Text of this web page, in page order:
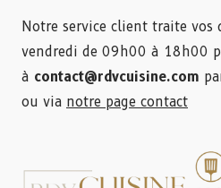
Notre service client traite vos
vendredi de 09h00 à 18h00
à contact@rdvcuisine.com
ou via notre page contact